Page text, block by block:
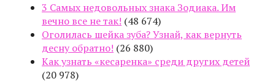
3 Самых недовольных знака Зодиака. Им
вечно все не так! (48 674)
Оголилась шейка зуба? Узнай, как вернуть
десну обратно! (26 880)
Как узнать «кесаренка» среди других детей
(20 978)